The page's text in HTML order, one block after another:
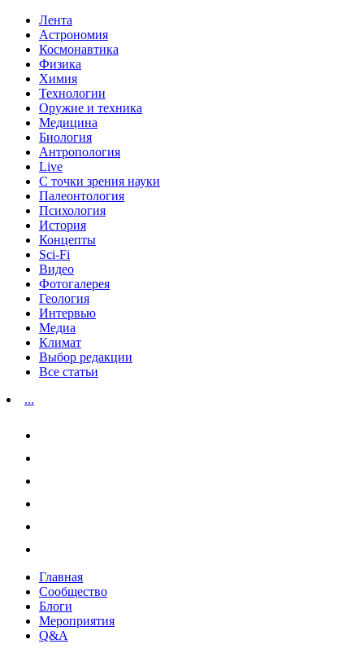
Лента
Астрономия
Космонавтика
Физика
Химия
Технологии
Оружие и техника
Медицина
Биология
Антропология
Live
С точки зрения науки
Палеонтология
Психология
История
Концепты
Sci-Fi
Видео
Фотогалерея
Геология
Интервью
Медиа
Климат
Выбор редакции
Все статьи
...
Главная
Сообщество
Блоги
Мероприятия
Q&A